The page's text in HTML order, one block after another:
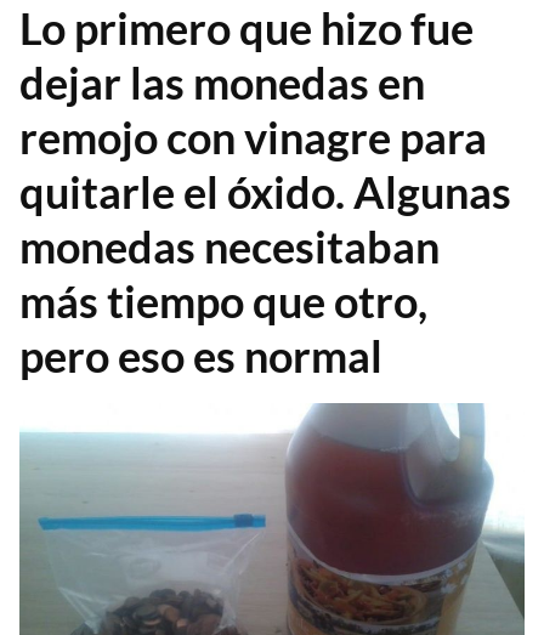
Lo primero que hizo fue
dejar las monedas en
remojo con vinagre para
quitarle el óxido. Algunas
monedas necesitaban
más tiempo que otro,
pero eso es normal